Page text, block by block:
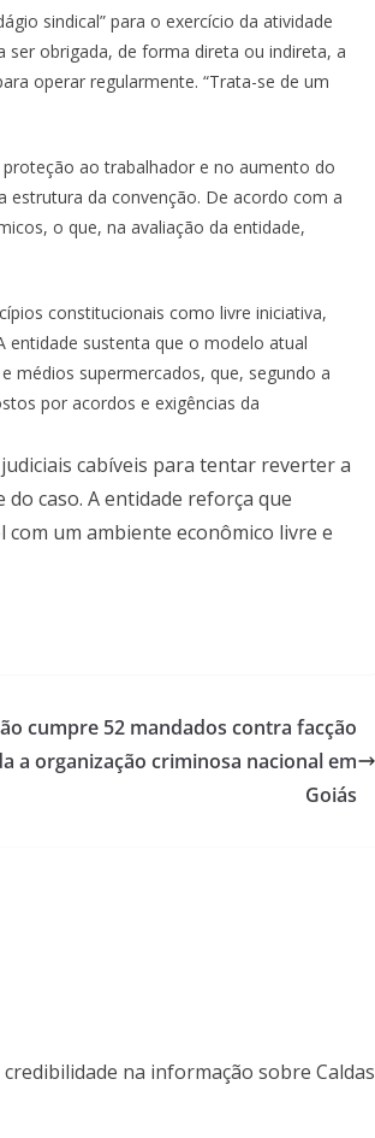
sindical” para o exercício da atividade
ser obrigada, de forma direta ou indireta, a
operar regularmente. “Trata-se de um
ao trabalhador e no aumento do
estrutura da convenção. De acordo com a
o que, na avaliação da entidade,
constitucionais como livre iniciativa,
entidade sustenta que o modelo atual
médios supermercados, que, segundo a
por acordos e exigências da
cabíveis para tentar reverter a
caso. A entidade reforça que
um ambiente econômico livre e
cumpre 52 mandados contra facção
a organização criminosa nacional em
Goiás
na informação sobre Caldas